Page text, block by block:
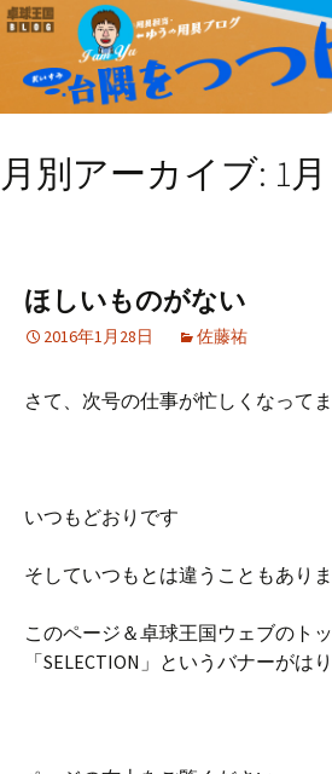
月別アーカイブ: 1月
ほしいものがない
2016年1月28日 佐藤祐
さて、次号の仕事が忙しくなって
いつもどおりです
そしていつもとは違うこともありま
このページ＆卓球王国ウェブのト
「SELECTION」というバナーがは